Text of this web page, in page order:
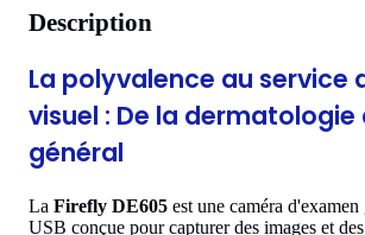
Description
La polyvalence au service
visuel : De la dermatologie
général
La Firefly DE605 est une caméra
USB conçue pour capturer des images et